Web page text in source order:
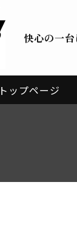
快心の一
トップページ